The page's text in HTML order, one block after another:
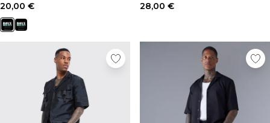
20,00 € 28,00 €